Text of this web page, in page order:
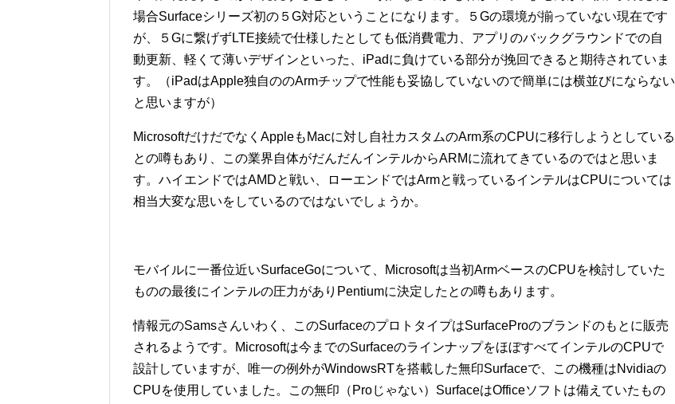
場合Surfaceシリーズ初の５G対応ということになります。５Gの環境が揃っていない現在です
が、５Gに繋げずLTE接続で仕様したとしても低消費電力、アプリのバックグラウンドでの自
動更新、軽くて薄いデザインといった、iPadに負けている部分が挽回できると期待されていま
す。（iPadはApple独自ののArmチップで性能も妥協していないので簡単には横並びにならない
と思いますが）
MicrosoftだけだでなくAppleもMacに対し自社カスタムのArm系のCPUに移行しようとしている
との噂もあり、この業界自体がだんだんインテルからARMに流れてきているのではと思いま
す。ハイエンドではAMDと戦い、ローエンドではArmと戦っているインテルはCPUについては
相当大変な思いをしているのではないでしょうか。
モバイルに一番位近いSurfaceGoについて、Microsoftは当初ArmベースのCPUを検討していた
ものの最後にインテルの圧力がありPentiumに決定したとの噂もあります。
情報元のSamsさんいわく、このSurfaceのプロトタイプはSurfaceProのブランドのもとに販売
されるようです。Microsoftは今までのSurfaceのラインナップをほぼすべてインテルのCPUで
設計していますが、唯一の例外がWindowsRTを搭載した無印Surfaceで、この機種はNvidiaの
CPUを使用していました。この無印（Proじゃない）SurfaceはOfficeソフトは備えていたもの